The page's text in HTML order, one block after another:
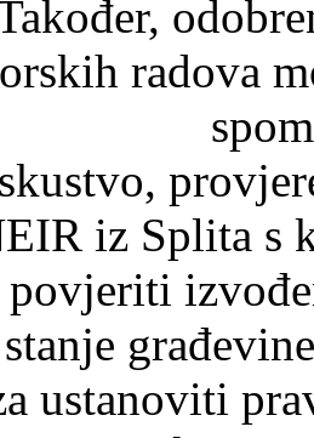
radova
iz Splita s
stanje
ustanoviti